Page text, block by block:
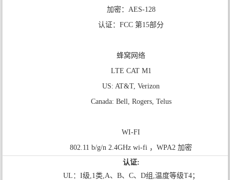
加密：AES-128
认证：FCC 第15部分
蜂窝网络
LTE CAT M1
US: AT&T, Verizon
Canada: Bell, Rogers, Telus
WI-FI
802.11 b/g/n 2.4GHz wi-fi ，WPA2 加密
认证:
UL：I级,1类,A、B、C、D组,温度等级T4；